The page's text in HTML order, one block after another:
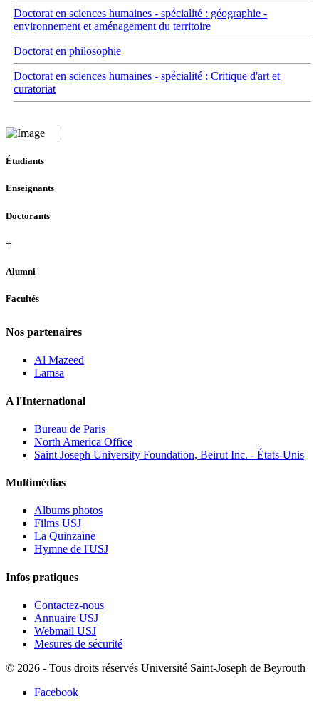
Doctorat en sciences humaines - spécialité : géographie -
environnement et aménagement du territoire
Doctorat en philosophie
Doctorat en sciences humaines - spécialité : Critique d'art et
curatoriat
Étudiants
Enseignants
Doctorants
+
Alumni
Facultés
Nos partenaires
Al Mazeed
Lamsa
A l'International
Bureau de Paris
North America Office
Saint Joseph University Foundation, Beirut Inc. - États-Unis
Multimédias
Albums photos
Films USJ
La Quinzaine
Hymne de l'USJ
Infos pratiques
Contactez-nous
Annuaire USJ
Webmail USJ
Mesures de sécurité
© 2026 - Tous droits réservés Université Saint-Joseph de Beyrouth
Facebook